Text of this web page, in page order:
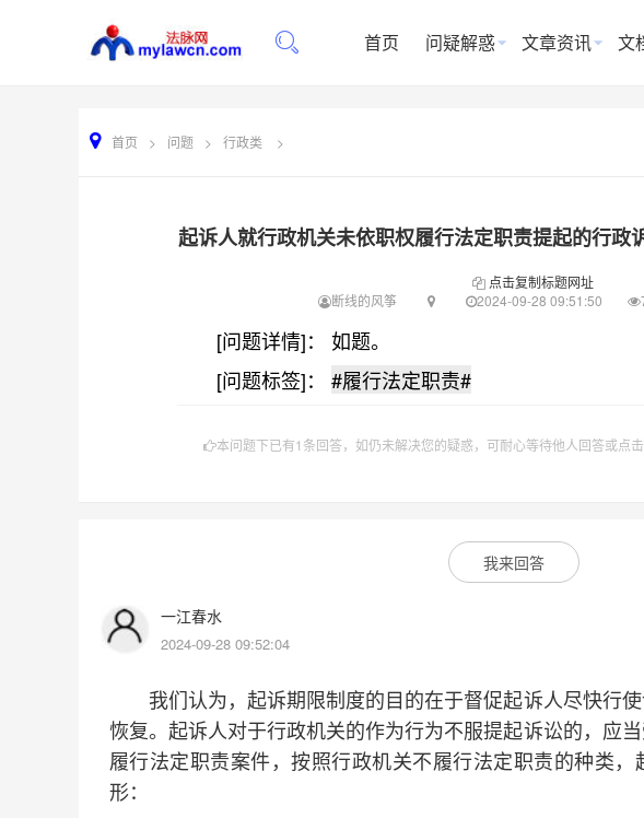
首页 问疑解惑 文章资讯 文
首页 > 问题 > 行政类 >
起诉人就行政机关未依职权履行法定职责提起的行政
点击复制标题网址
断线的风筝
2024-09-28 09:51:50
[问题详情]： 如题。
[问题标签]： #履行法定职责#
本问题下已有1条回答，如仍未解决您的疑惑，可耐心等待他人回答或点击
我来回答
一江春水
2024-09-28 09:52:04
我们认为，起诉期限制度的目的在于督促起诉人尽快行使
恢复。起诉人对于行政机关的作为行为不服提起诉讼的，应
履行法定职责案件，按照行政机关不履行法定职责的种类
形：